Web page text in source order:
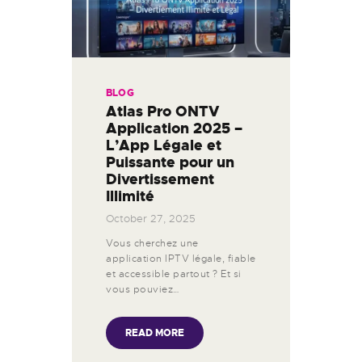
BLOG
Atlas Pro ONTV
Application 2025 –
L’App Légale et
Puissante pour un
Divertissement
Illimité
October 27, 2025
Vous cherchez une
application IPTV légale, fiable
et accessible partout ? Et si
vous pouviez…
READ MORE